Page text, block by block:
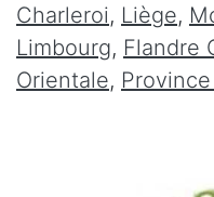
Charleroi, Liège,
Limbourg, Flandre
Orientale,